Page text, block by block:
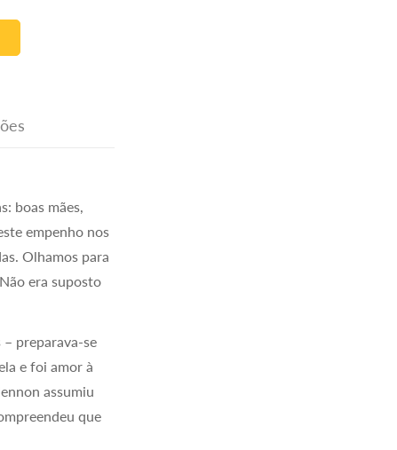
boas mães,
empenho nos
Olhamos para
era suposto
preparava-se
e foi amor à
assumiu
que